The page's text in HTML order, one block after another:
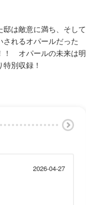
は敵意に満ち、そして
れるオパールだった
！ オパールの未来は明
別収録！
2026-04-27